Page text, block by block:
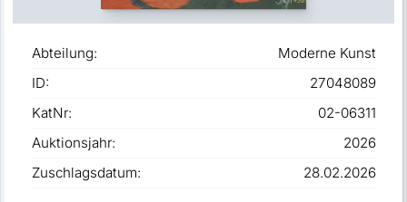
Abteilung:
Moderne Kunst
ID:
27048089
KatNr:
02-06311
Auktionsjahr:
2026
Zuschlagsdatum:
28.02.2026